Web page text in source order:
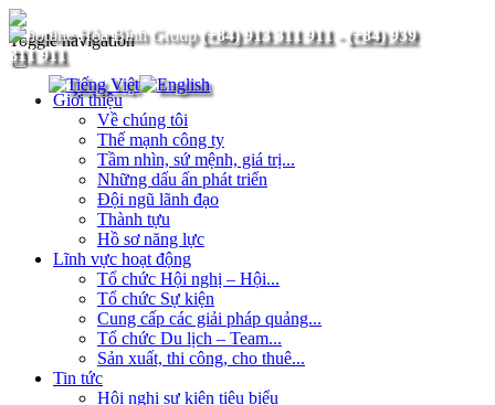
(+84) 913 311 911- (+84) 939
311 911
Toggle navigation
Giới thiệu
Về chúng tôi
Thế mạnh công ty
Tầm nhìn, sứ mệnh, giá trị...
Những dấu ấn phát triển
Đội ngũ lãnh đạo
Thành tựu
Hồ sơ năng lực
Lĩnh vực hoạt động
Tổ chức Hội nghị – Hội...
Tổ chức Sự kiện
Cung cấp các giải pháp quảng...
Tổ chức Du lịch – Team...
Sản xuất, thi công, cho thuê...
Tin tức
Hội nghị sự kiện tiêu biểu